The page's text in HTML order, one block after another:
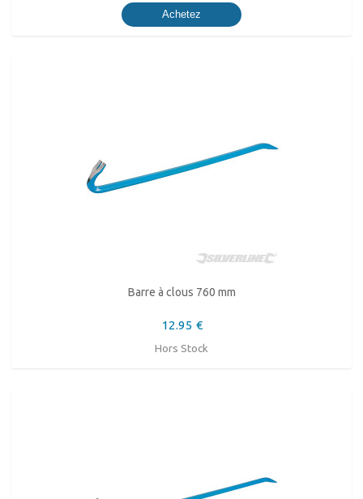
Achetez
Barre à clous 760 mm
12.95 €
Hors Stock